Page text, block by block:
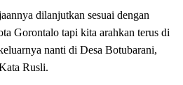
dilanjutkan sesuai dengan
Gorontalo tapi kita arahkan terus di
nanti di Desa Botubarani,
Rusli.